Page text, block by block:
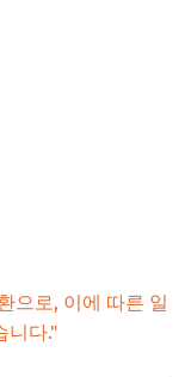
으로, 이에 따른 일
니다."